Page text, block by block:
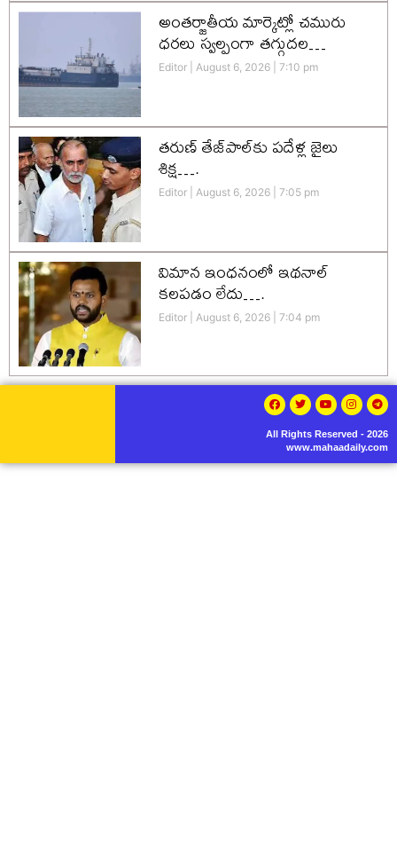
అంతర్జాతీయ మార్కెట్లో చమురు
ధరలు స్వల్పంగా తగ్గుదల…
Editor August 6, 2026 7:10 pm
తరుణ్ తేజ్‌పాల్‌కు పదేళ్ల జైలు
శిక్ష….
Editor August 6, 2026 7:05 pm
విమాన ఇంధనంలో ఇథనాల్
కలపడం లేదు….
Editor August 6, 2026 7:04 pm
All Rights Reserved - 2026
www.mahaadaily.com